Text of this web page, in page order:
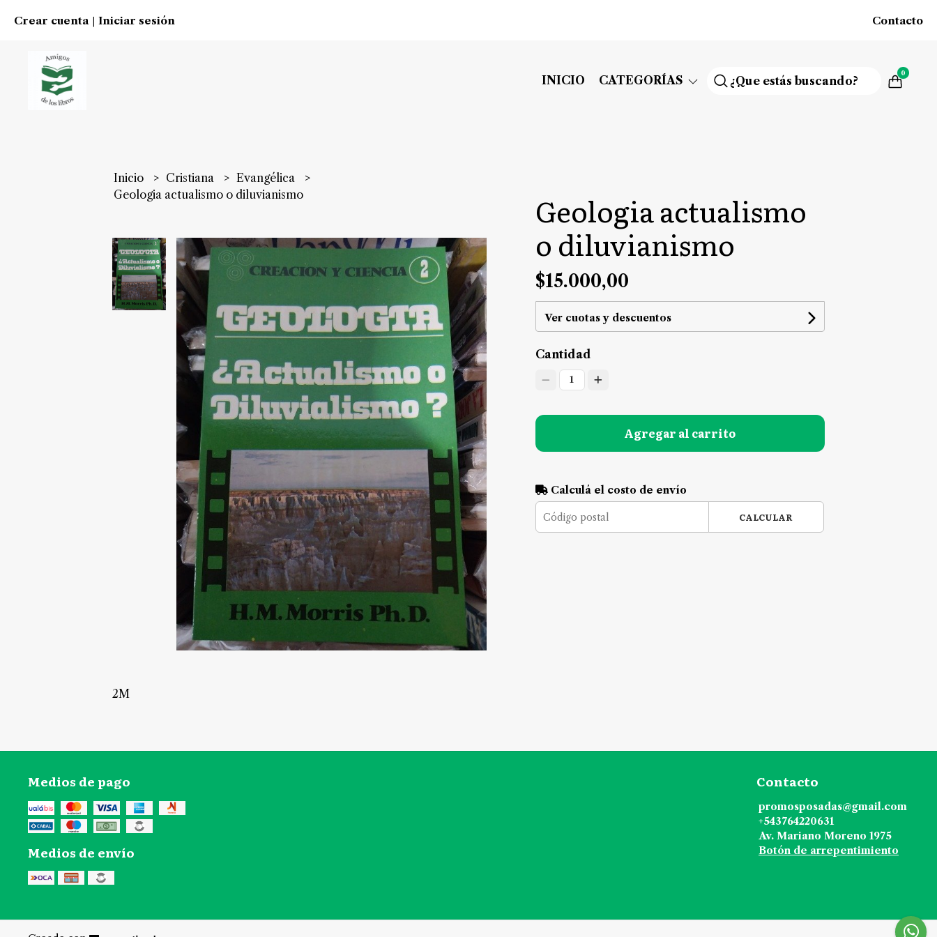
Crear cuenta Iniciar sesión Contacto
INICIO CATEGORÍAS
0
Inicio Cristiana
Evangélica
Geologia actualismo o diluvianismo
2M
Geologia actualismo
o diluvianismo
$15.000,00
Ver cuotas y descuentos
Cantidad
1
Agregar al carrito
Calculá el costo de envío
CALCULAR
Medios de pago
Medios de envío
Contacto
promosposadas@gmail.com
+543764220631
Av. Mariano Moreno 1975
Botón de arrepentimiento